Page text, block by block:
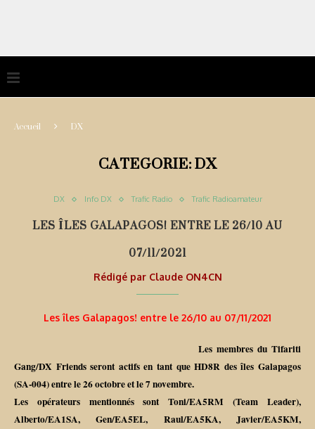
Accueil DX
CATEGORIE:DX
DX Info DX Trafic Radio Trafic Radioamateur
LES ÎLES GALAPAGOS! ENTRE LE 26/10 AU
07/11/2021
Rédigé par Claude ON4CN
Les îles Galapagos! entre le 26/10 au 07/11/2021
Les membres du Tifariti
Gang/DX Friends seront actifs en tant que HD8R des îles Galapagos
(SA-004) entre le 26 octobre et le 7 novembre.
Les opérateurs mentionnés sont Toni/EA5RM (Team Leader),
Alberto/EA1SA, Gen/EA5EL, Raul/EA5KA, Javier/EA5KM,